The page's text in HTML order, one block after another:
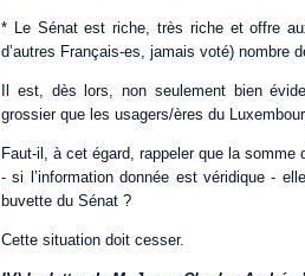
* Le Sénat est riche, très riche et offre
d’autres Français-es, jamais voté) nombre
Il est, dès lors, non seulement bien
grossier que les usagers/ères du
Faut-il, à cet égard, rappeler que la
- si l’information donnée est véridique -
buvette du Sénat ?
Cette situation doit cesser.